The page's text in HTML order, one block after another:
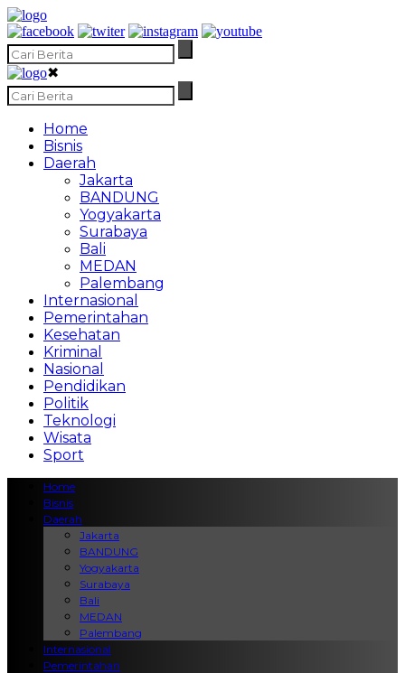
✖
Home
Bisnis
Daerah
Jakarta
BANDUNG
Yogyakarta
Surabaya
Bali
MEDAN
Palembang
Internasional
Pemerintahan
Kesehatan
Kriminal
Nasional
Pendidikan
Politik
Teknologi
Wisata
Sport
Home
Bisnis
Daerah
Jakarta
BANDUNG
Yogyakarta
Surabaya
Bali
MEDAN
Palembang
Internasional
Pemerintahan